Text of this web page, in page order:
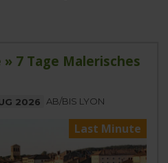
» 7 Tage Malerisches
2026 AB/BIS LYON
Last Minute